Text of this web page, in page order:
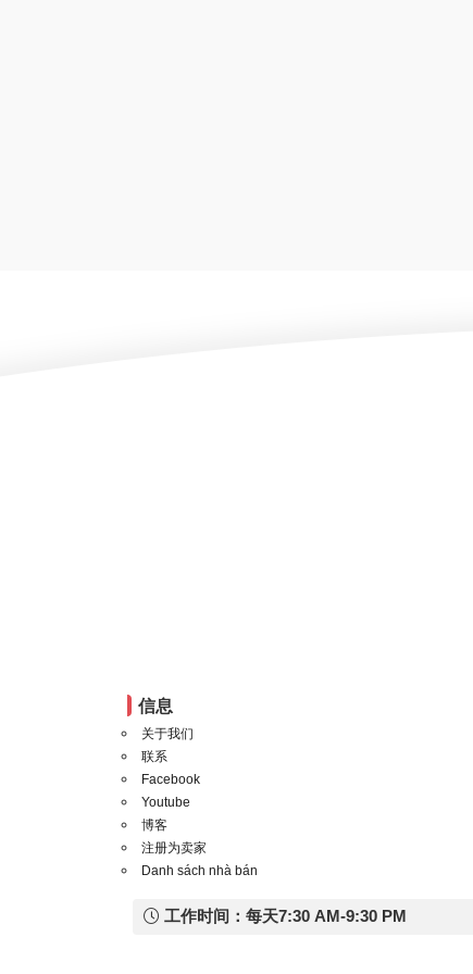
信息
关于我们
联系
Facebook
Youtube
博客
注册为卖家
Danh sách nhà bán
工作时间：每天7:30 AM-9:30 PM